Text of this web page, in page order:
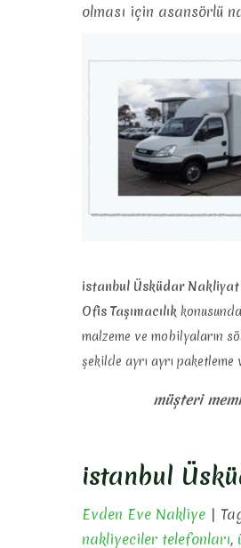
olması için asansörlü
istanbul Üsküdar Nakliyat
Ofis Taşımacılık
malzeme ve mobilyaların
şekilde ayrı ayrı paketleme
müşteri
istanbul
Evden Eve Nakliye |
nakliyeciler telefonları,